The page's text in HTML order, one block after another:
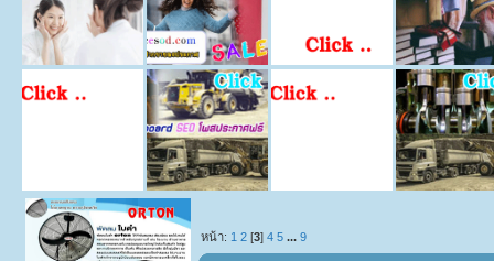
หน้า: 1 2 [3]4 5 ...9